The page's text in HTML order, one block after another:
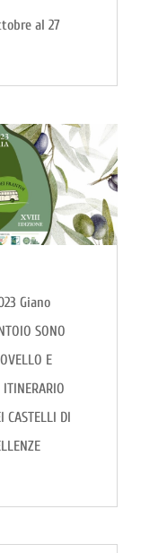
al 27
Giano
SONO
E
CASTELLI DI